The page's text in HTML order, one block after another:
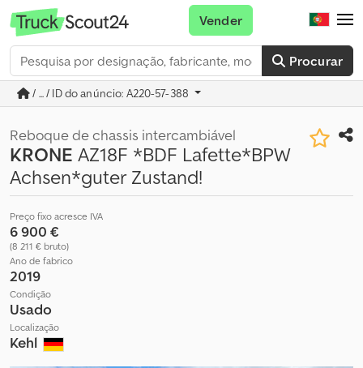
Procurar
Vender
/ ... / ID do anúncio: A220-57-388
Reboque de chassis intercambiável
KRONE AZ18F *BDF Lafette*BPW
Achsen*guter Zustand!
Preço fixo acresce IVA
6 900 €
(8 211 € bruto)
Ano de fabrico
2019
Condição
Usado
Localização
Kehl